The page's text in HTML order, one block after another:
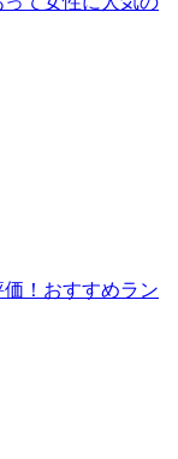
価！おすすめラン